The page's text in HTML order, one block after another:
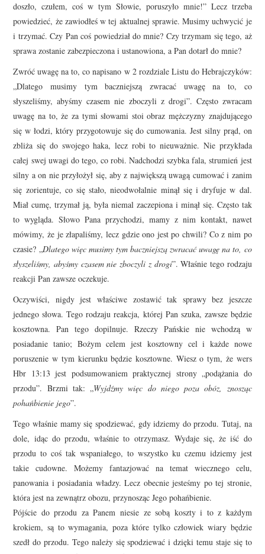
doszło, czułem, coś w tym Słowie, poruszyło mnie!” Lecz trzeba
powiedzieć, że zawiodłeś w tej aktualnej sprawie. Musimy uchwycić je
i trzymać. Czy Pan coś powiedział do mnie? Czy trzymam się tego, aż
sprawa zostanie zabezpieczona i ustanowiona, a Pan dotarł do mnie?
Zwróć uwagę na to, co napisano w 2 rozdziale Listu do Hebrajczyków:
„Dlatego musimy tym baczniejszą zwracać uwagę na to, co
słyszeliśmy, abyśmy czasem nie zboczyli z drogi”. Często zwracam
uwagę na to, że za tymi słowami stoi obraz mężczyzny znajdującego
się w łodzi, który przygotowuje się do cumowania. Jest silny prąd, on
zbliża się do swojego haka, lecz robi to nieuważnie. Nie przykłada
całej swej uwagi do tego, co robi. Nadchodzi szybka fala, strumień jest
silny a on nie przyłożył się, aby z największą uwagą cumować i zanim
się zorientuje, co się stało, nieodwołalnie minął się i dryfuje w dal.
Miał cumę, trzymał ją, była niemal zaczepiona i minął się. Często tak
to wygląda. Słowo Pana przychodzi, mamy z nim kontakt, nawet
mówimy, że je złapaliśmy, lecz gdzie ono jest po chwili? Co z nim po
czasie? „Dlatego więc musimy tym baczniejszą zwracać uwagę na to, co
słyszeliśmy, abyśmy czasem nie zboczyli z drogi”. Właśnie tego rodzaju
reakcji Pan zawsze oczekuje.
Oczywiści, nigdy jest właściwe zostawić tak sprawy bez jeszcze
jednego słowa. Tego rodzaju reakcja, której Pan szuka, zawsze będzie
kosztowna. Pan tego dopilnuje. Rzeczy Pańskie nie wchodzą w
posiadanie tanio; Bożym celem jest kosztowny cel i każde nowe
poruszenie w tym kierunku będzie kosztowne. Wiesz o tym, że wers
Hbr 13:13 jest podsumowaniem praktycznej strony „podążania do
przodu”. Brzmi tak: „Wyjdźmy więc do niego poza obóz, znosząc
pohańbienie jego”.
Tego właśnie mamy się spodziewać, gdy idziemy do przodu. Tutaj, na
dole, idąc do przodu, właśnie to otrzymasz. Wydaje się, że iść do
przodu to coś tak wspaniałego, to wszystko ku czemu idziemy jest
takie cudowne. Możemy fantazjować na temat wiecznego celu,
panowania i posiadania władzy. Lecz obecnie jesteśmy po tej stronie,
która jest na zewnątrz obozu, przynosząc Jego pohańbienie.
Pójście do przodu za Panem niesie ze sobą koszty i to z każdym
krokiem, są to wymagania, poza które tylko człowiek wiary będzie
szedł do przodu. Tego należy się spodziewać i dzięki temu staje się to